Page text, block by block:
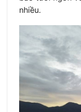
nhiều.